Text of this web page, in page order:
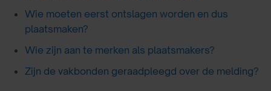
Wie moeten eerst ontslagen worden en dus
plaatsmaken?
Wie zijn aan te merken als plaatsmakers?
Zijn de vakbonden geraadpleegd over de melding?